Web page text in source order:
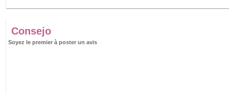
Consejo
Soyez le premier à poster un avis